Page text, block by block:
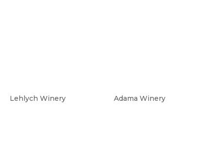
Lehlych Winery Adama Winery